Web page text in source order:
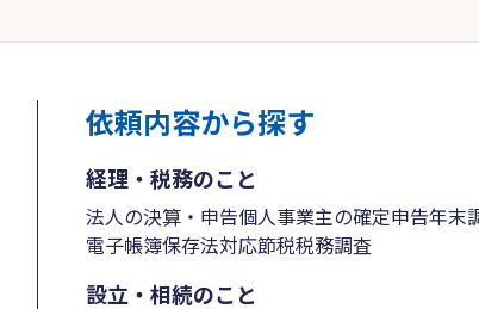
依頼内容から探す
経理・税務のこと
法人の決算・申告個人事業主の確定申告年末
電子帳簿保存法対応節税税務調査
設立・相続のこと